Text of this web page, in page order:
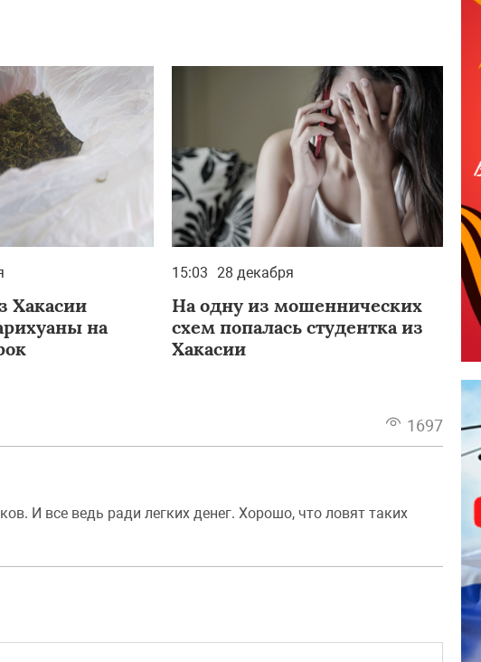
Хакасии
на
15:03 28 декабря
На одну из мошеннических
схем попалась студентка из
Хакасии
1697
И все ведь ради легких денег. Хорошо, что ловят таких